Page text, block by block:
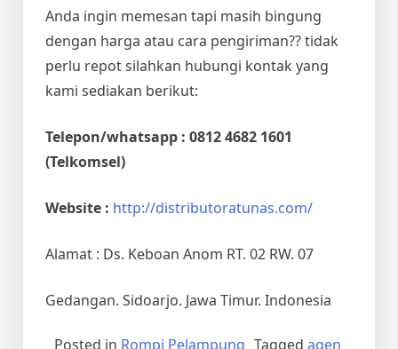
Anda ingin memesan tapi masih bingung
dengan harga atau cara pengiriman?? tidak
perlu repot silahkan hubungi kontak yang
kami sediakan berikut:
Telepon/whatsapp : 0812 4682 1601
(Telkomsel)
Website : http://distributoratunas.com/
Alamat : Ds. Keboan Anom RT. 02 RW. 07
Gedangan. Sidoarjo. Jawa Timur. Indonesia
Posted in Rompi Pelampung Tagged agen